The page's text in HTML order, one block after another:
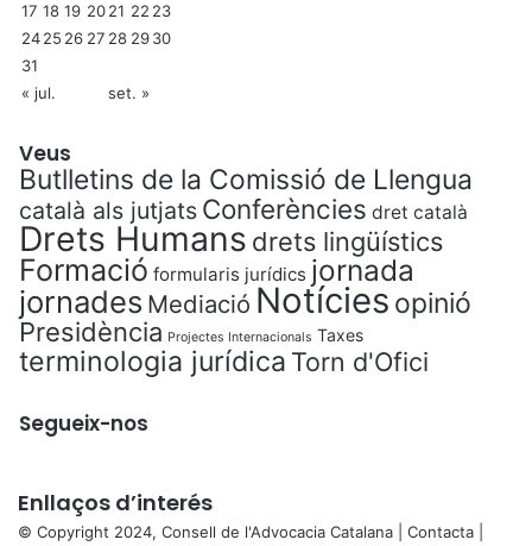
17 18 19 2021 22 23
2425 26 27 28 2930
31
« jul.
set. »
Veus
Butlletins de la Comissió de Llengua
català als jutjats Conferències dret català
Drets Humans drets lingüístics
Formació formularis jurídics jornada
jornades Mediació Notícies opinió
Presidència Projectes Internacionals Taxes
terminologia jurídica Torn d'Ofici
Segueix-nos
Enllaços d’interés
© Copyright 2024, Consell de l'Advocacia Catalana | Contacta